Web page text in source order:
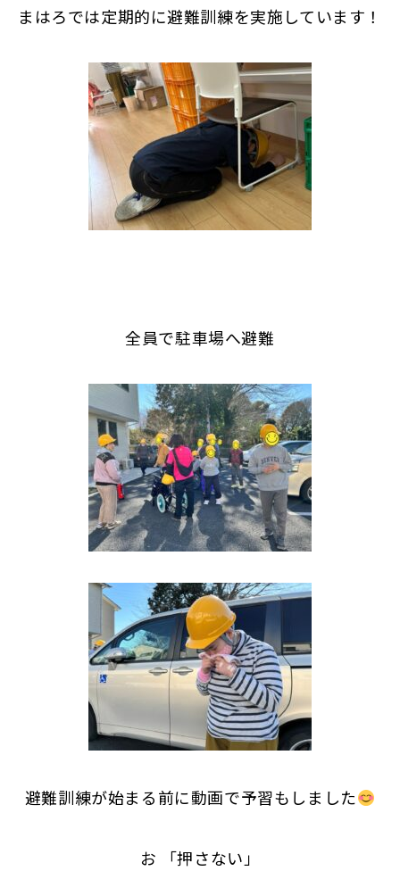
まはろでは定期的に避難訓練を実施しています！
全員で駐車場へ避難
避難訓練が始まる前に動画で予習もしました
お 「押さない」